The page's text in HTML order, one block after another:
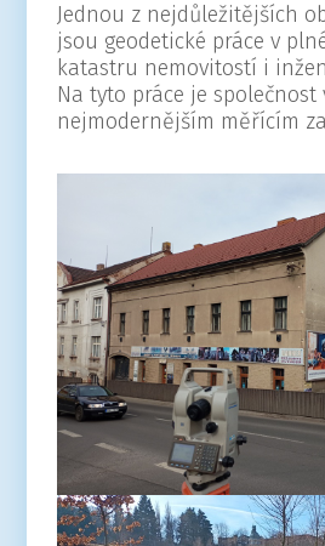
Jednou z nejdůležitějších
jsou geodetické práce v
katastru nemovitostí i
Na tyto práce je společnost
nejmodernějším měřícím